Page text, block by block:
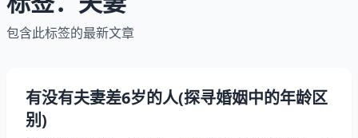
包含此标签的最新文章
有没有夫妻差6岁的人(探寻婚姻中的年龄区
别)